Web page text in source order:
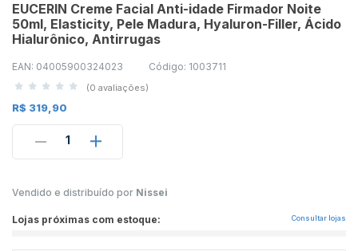
EUCERIN Creme Facial Anti-idade Firmador Noite
50ml, Elasticity, Pele Madura, Hyaluron-Filler, Ácido
Hialurônico, Antirrugas
EAN: 04005900324023 Código: 1003711
(0 avaliações)
R$ 319,90
1
Vendido e distribuído por Nissei
Lojas próximas com estoque: Consultar lojas